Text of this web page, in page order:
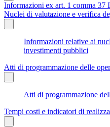
Informazioni ex art. 1 comma 37
Nuclei di valutazione e verifica
Informazioni relative ai
investimenti pubblici
Atti di programmazione delle
Atti di programmazione
Tempi costi e indicatori di